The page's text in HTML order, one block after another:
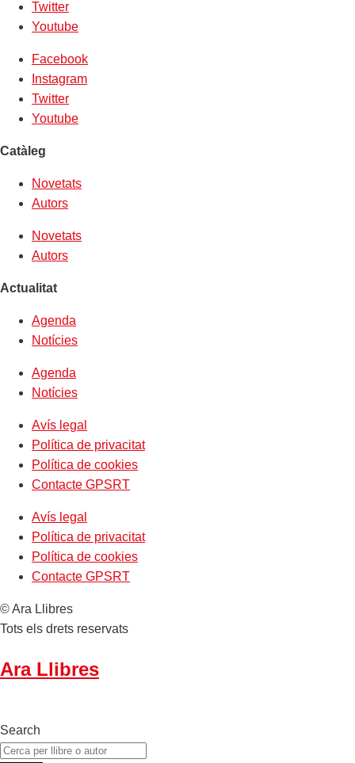
Twitter
Youtube
Facebook
Instagram
Twitter
Youtube
Catàleg
Novetats
Autors
Novetats
Autors
Actualitat
Agenda
Notícies
Agenda
Notícies
Avís legal
Política de privacitat
Política de cookies
Contacte GPSRT
Avís legal
Política de privacitat
Política de cookies
Contacte GPSRT
© Ara Llibres
Tots els drets reservats
Ara Llibres
Search